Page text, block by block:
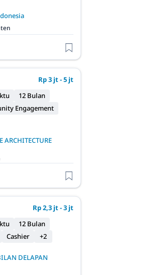
Rp 3 jt - 5 jt
12 Bulan
Engagement
ARCHITECTURE
Rp 2,3 jt - 3 jt
12 Bulan
Cashier +2
DELAPAN